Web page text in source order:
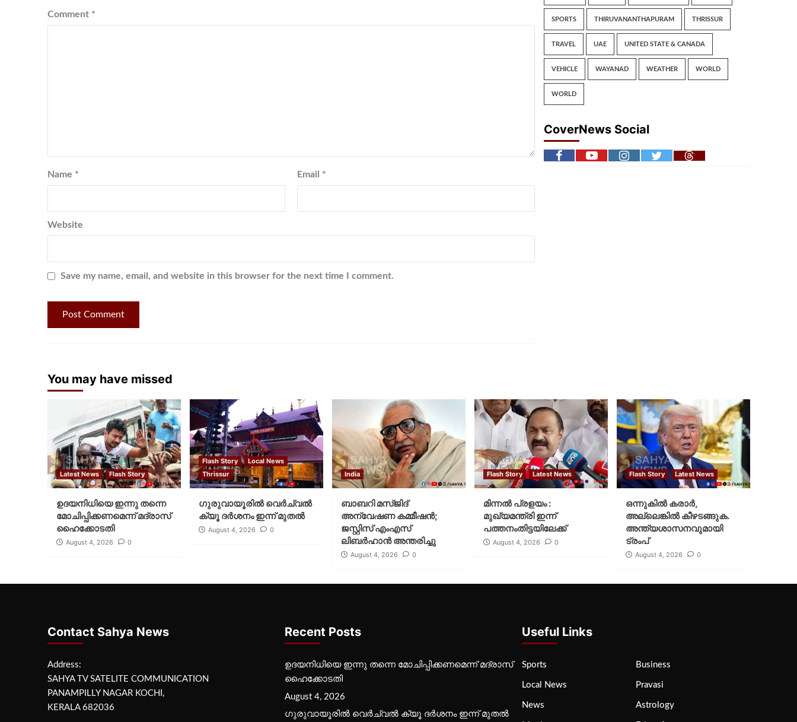
Comment *
Name * Email *
Website
Save my name, email, and website in this browser for the next time I comment.
SPORTS THIRUVANANTHAPURAM THRISSUR
TRAVEL UAE UNITED STATE & CANADA
VEHICLE WAYANAD WEATHER WORLD
WORLD
CoverNews Social
You may have missed
Latest News Flash Story
ഉദയനിധിയെ ഇന്നു തന്നെ
മോചിപ്പിക്കണമെന്ന് മദ്രാസ്
ഹൈക്കോടതി
August 4, 2026 0
Flash Story
Local News
Thrissur
ഗുരുവായൂരില്‍ വെര്‍ച്വല്‍
ക്യൂ ദര്‍ശനം ഇന്ന് മുതല്‍
August 4, 2026 0
India
ബാബറി മസ്ജിദ്
അന്വേഷണ കമ്മീഷന്‍;
ജസ്റ്റിസ് എംഎസ്
ലിബര്‍ഹാന്‍ അന്തരിച്ചു
August 4, 2026 0
Flash Story Latest News
മിന്നല്‍ പ്രളയം :
മുഖ്യമന്ത്രി ഇന്ന്
പത്തനംതിട്ടയിലേക്ക്
August 4, 2026 0
Flash Story Latest News
ഒന്നുകില്‍ കരാര്‍,
അല്ലെങ്കില്‍ കീഴടങ്ങുക.
അന്ത്യശാസനവുമായി
ട്രംപ്
August 4, 2026 0
Contact Sahya News
Address:
SAHYA TV SATELITE COMMUNICATION
PANAMPILLY NAGAR KOCHI,
KERALA 682036
Recent Posts
ഉദയനിധിയെ ഇന്നു തന്നെ മോചിപ്പിക്കണമെന്ന് മദ്രാസ്
ഹൈക്കോടതി
August 4, 2026
ഗുരുവായൂരില്‍ വെര്‍ച്വല്‍ ക്യൂ ദര്‍ശനം ഇന്ന് മുതല്‍
Useful Links
Sports Business
Local News Pravasi
News Astrology